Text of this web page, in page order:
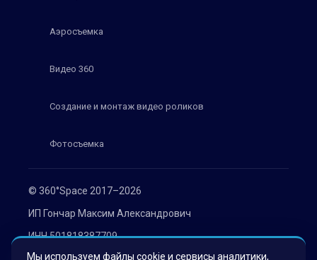
© 360°Space 2017–2026
ИП Гончар Максим Александрович
ИНН 501818387709
Аэросъемка
Видео 360
Создание и монтаж видео роликов
Фотосъемка
Мы используем файлы cookie и сервисы аналитики,